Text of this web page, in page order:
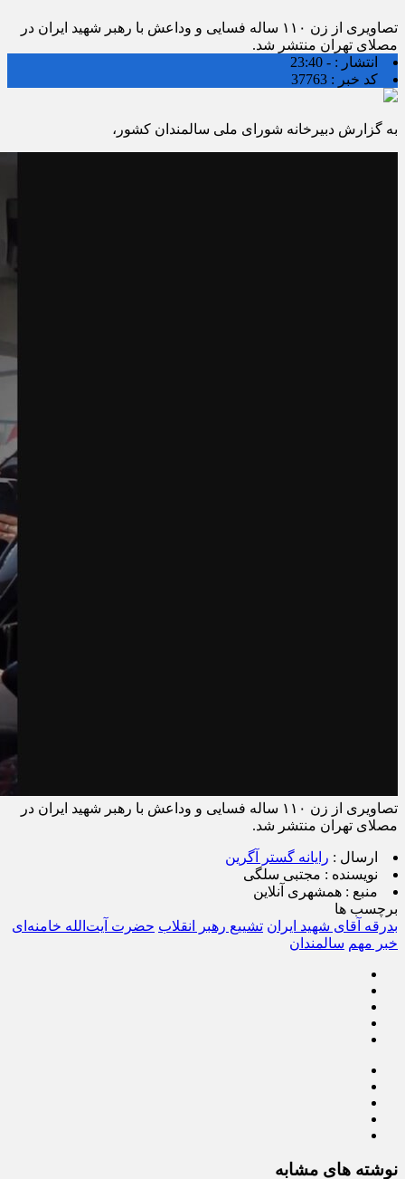
تصاویری از زن ۱۱۰ ساله‌ فسایی و وداعش با رهبر شهید ایران در
مصلای تهران منتشر شد.
انتشار : - 23:40
کد خبر : 37763
به گزارش دبیرخانه شورای ملی سالمندان کشور،
تصاویری از زن ۱۱۰ ساله‌ فسایی و وداعش با رهبر شهید ایران در
مصلای تهران منتشر شد.
ارسال : رایانه گستر آگرین
نویسنده : مجتبی سلگی
منبع : همشهری آنلاین
برچسب ها
بدرقه آقای شهید ایران تشییع رهبر انقلاب حضرت آیت‌الله خامنه‌ای
خبر مهم سالمندان
نوشته های مشابه